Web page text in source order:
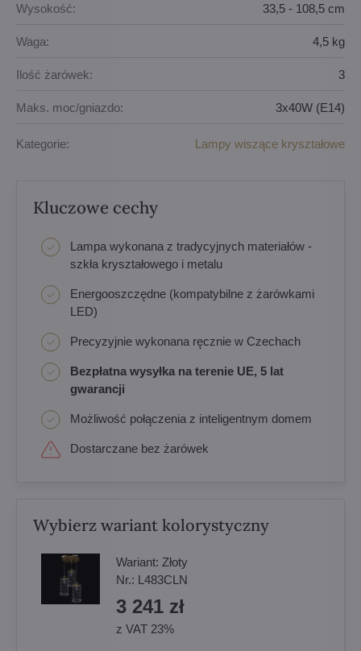
Wysokość: 33,5 - 108,5 cm
Waga: 4,5 kg
Ilość żarówek: 3
Maks. moc/gniazdo: 3x40W (E14)
Kategorie: Lampy wiszące kryształowe
Kluczowe cechy
Lampa wykonana z tradycyjnych materiałów -
szkła kryształowego i metalu
Energooszczędne (kompatybilne z żarówkami
LED)
Precyzyjnie wykonana ręcznie w Czechach
Bezpłatna wysyłka na terenie UE, 5 lat
gwarancji
Możliwość połączenia z inteligentnym domem
Dostarczane bez żarówek
Wybierz wariant kolorystyczny
Wariant: Złoty
Nr.: L483CLN
3 241 zł
z VAT 23%